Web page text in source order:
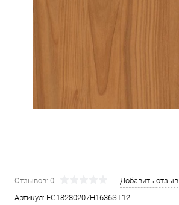
Отзывов: 0
Добавить отзыв
Артикул: EG18280207H1636ST12